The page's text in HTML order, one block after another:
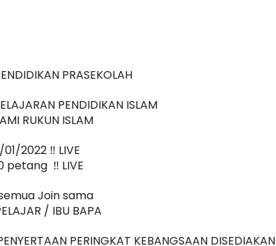
PRASEKOLAH
PENDIDIKAN ISLAM
RUKUN ISLAM
2022 ‼️ LIVE
petang  ‼️ LIVE
Join sama
/ IBU BAPA
PERINGKAT KEBANGSAAN DISEDIAKAN